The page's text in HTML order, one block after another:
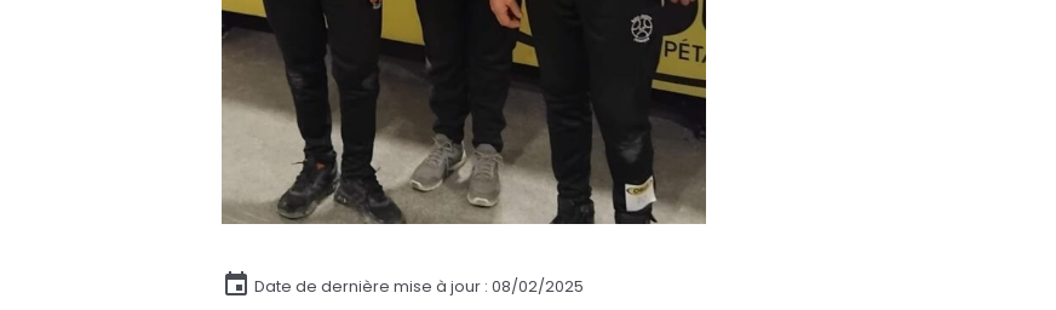
Date de dernière mise à jour : 08/02/2025